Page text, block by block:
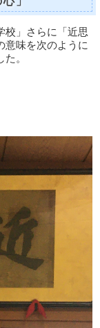
校」さらに「近思
意味を次のように
。